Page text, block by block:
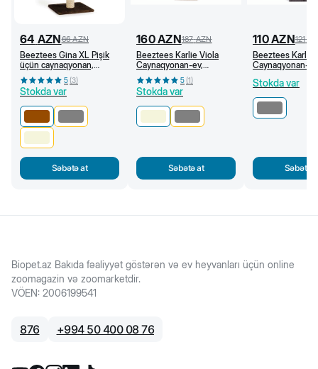
64 AZN66 AZN
Beeztees Gina XL Pişik
üçün caynaqyonan,
40x40x90 sm, Qəhvəyi
5(3)
Stokda var
Səbətə at
160AZN187 AZN
Beeztees Karlie Viola
Caynaqyonan-ev,
35x35x103 sm (Bej)
5(1)
Stokda var
Səbətə at
110AZN121
Beeztees Karlie
Caynaqyonan-
Stokda var
Səbətə
Biopet.az Bakıda fəaliyyət göstərən və ev heyvanları üçün online
zoomagazin və zoomarketdir.
VÖEN: 2006199541
876 +994 50 400 08 76